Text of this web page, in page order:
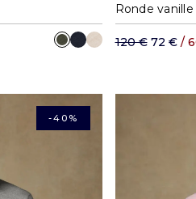
S
Ronde
120 € 72 €/
-40%